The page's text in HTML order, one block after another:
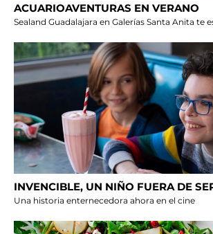
ACUARIOAVENTURAS EN VERANO
Sealand Guadalajara en Galerías Santa Anita te
INVENCIBLE, UN NIÑO FUERA DE
Una historia enternecedora ahora en el cine